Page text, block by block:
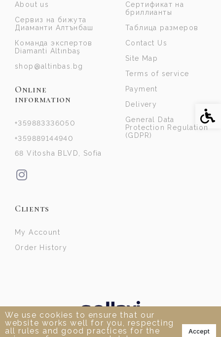
📞
We use cookies to ensure that our
website works well for you, respecting
all rules and good practices for the
Accept
About us
Сервиз на бижута
Диаманти Алтънбаш
Команда экспертов
Diamanti Altınbaş
shop@altinbas.bg
Online
information
+359883336050
+359889144940
68 Vitosha BLVD, Sofia
Сертификат на
бриллианты
Таблица размеров
Contact Us
Site Map
Terms of service
Payment
Delivery
General Data
Protection Regulation
(GDPR)
Clients
My Account
Order History